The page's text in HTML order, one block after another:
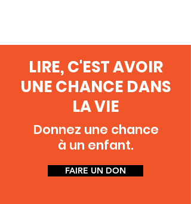
LIRE, C'EST AVOIR
UNE CHANCE DANS
LA VIE
Donnez une chance
à un enfant.
FAIRE UN DON